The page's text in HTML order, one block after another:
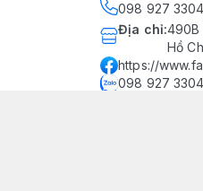
098 927 3304
Địa chỉ:490B
Hồ
https://
098 927 3304